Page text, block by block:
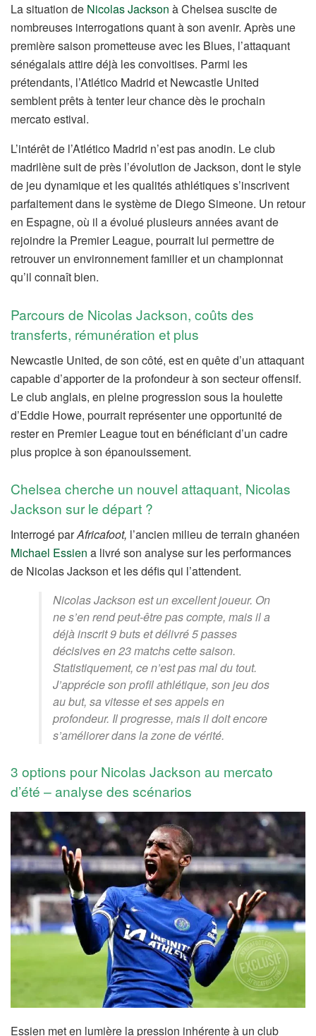
La situation de Nicolas Jackson à Chelsea suscite de
nombreuses interrogations quant à son avenir. Après une
première saison prometteuse avec les Blues, l’attaquant
sénégalais attire déjà les convoitises. Parmi les
prétendants, l’Atlético Madrid et Newcastle United
semblent prêts à tenter leur chance dès le prochain
mercato estival.
L’intérêt de l’Atlético Madrid n’est pas anodin. Le club
madrilène suit de près l’évolution de Jackson, dont le style
de jeu dynamique et les qualités athlétiques s’inscrivent
parfaitement dans le système de Diego Simeone. Un retour
en Espagne, où il a évolué plusieurs années avant de
rejoindre la Premier League, pourrait lui permettre de
retrouver un environnement familier et un championnat
qu’il connaît bien.
Parcours de Nicolas Jackson, coûts des
transferts, rémunération et plus
Newcastle United, de son côté, est en quête d’un attaquant
capable d’apporter de la profondeur à son secteur offensif.
Le club anglais, en pleine progression sous la houlette
d’Eddie Howe, pourrait représenter une opportunité de
rester en Premier League tout en bénéficiant d’un cadre
plus propice à son épanouissement.
Chelsea cherche un nouvel attaquant, Nicolas
Jackson sur le départ ?
Interrogé parAfricafoot, l’ancien milieu de terrain ghanéen
Michael Essien a livré son analyse sur les performances
de Nicolas Jackson et les défis qui l’attendent.
Nicolas Jackson est un excellent joueur. On
ne s’en rend peut-être pas compte, mais il a
déjà inscrit 9 buts et délivré 5 passes
décisives en 23 matchs cette saison.
Statistiquement, ce n’est pas mal du tout.
J’apprécie son profil athlétique, son jeu dos
au but, sa vitesse et ses appels en
profondeur. Il progresse, mais il doit encore
s’améliorer dans la zone de vérité.
3 options pour Nicolas Jackson au mercato
d’été – analyse des scénarios
Essien met en lumière la pression inhérente à un club